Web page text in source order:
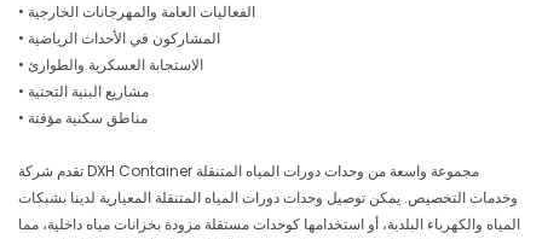
• الفعاليات العامة والمهرجانات الخارجية
• المشاركون في الأحداث الرياضية
• الاستجابة العسكرية والطوارئ
• مشاريع البنية التحتية
• مناطق سكنية مؤقتة
تقدم شركة DXH Container مجموعة واسعة من وحدات دورات المياه المتنقلة
وخدمات التخصيص. يمكن توصيل وحدات دورات المياه المتنقلة المعيارية لدينا بشبكات
المياه والكهرباء البلدية، أو استخدامها كوحدات مستقلة مزودة بخزانات مياه داخلية، مما